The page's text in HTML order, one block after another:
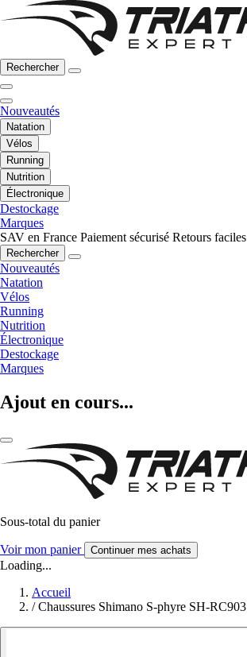
Rechercher
Nouveautés
Natation
Vélos
Running
Nutrition
Électronique
Destockage
Marques
SAV en France Paiement sécurisé Retours faciles
Rechercher
Nouveautés
Natation
Vélos
Running
Nutrition
Électronique
Destockage
Marques
Ajout en cours...
Sous-total du panier
Voir mon panier Continuer mes achats
Loading...
Accueil
/ Chaussures Shimano S-phyre SH-RC903